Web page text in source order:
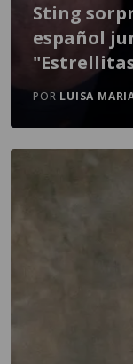
Sting
español
POR LUISA